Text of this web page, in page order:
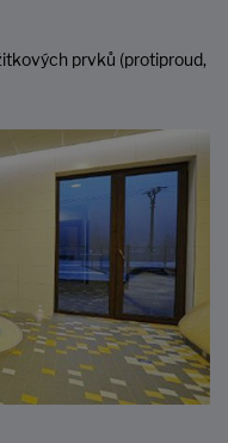
prvků (protiproud,